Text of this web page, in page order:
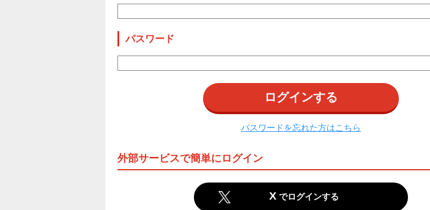
パスワード
パスワードを忘れた方はこちら
外部サービスで簡単にログイン
X でログインする